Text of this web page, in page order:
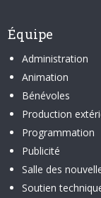
Équipe
Administration
Animation
Bénévoles
Production
Programmation
Publicité
Salle des
Soutien